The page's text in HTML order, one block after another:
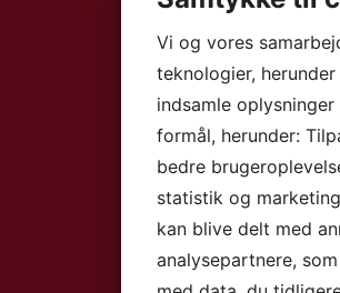
Vi og vores
teknologier,
indsamle
formål, herunder:
bedre
statistik og
kan blive delt med
analysepartnere,